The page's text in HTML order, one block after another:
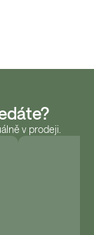
v prodeji.